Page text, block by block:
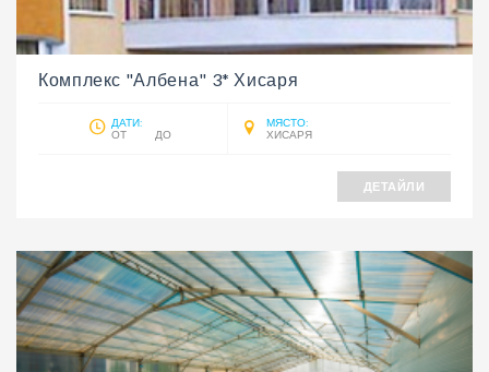
Комплекс "Албена" 3* Хисаря
ДАТИ:
ОТ ДО
МЯСТО:
ХИСАРЯ
ДЕТАЙЛИ